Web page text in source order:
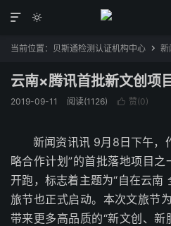


当前位置： 贝斯通检测认证机构中心  新
云南×腾讯首批新文创项
2019-09-11 阅读(1126)  赞(0)
新闻资讯讯 9月8日下午，
略合作计划”的首批落地项目
开跑，标志着主题为“自在云南
旅节也正式启动。本次文旅节
带来更多高品质的“新文创、